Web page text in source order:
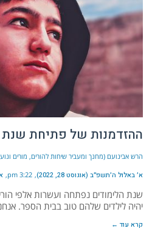
ההזדמנות של פתיחת שנת
הרש אבינועם (מחנך ומעביר שיחות להורים, מורים
א׳ באלול ה׳תשפ״ב (אוגוסט 28, 2022) 3:22 pm
שנת הלימודים נפתחה ועשרות אלפי
יהיה לילדים שלהם טוב בבית הספר.
קרא עוד ←